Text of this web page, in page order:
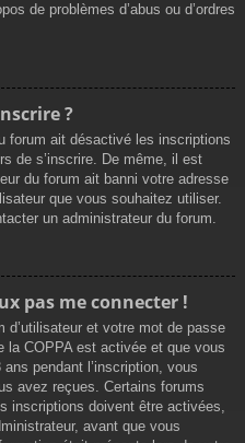
de problèmes d’abus ou d’ordres
?
forum ait désactivé les inscriptions
de s’inscrire. De même, il est
du forum ait banni votre adresse
que vous souhaitez utiliser.
un administrateur du forum.
pas me connecter !
d’utilisateur et votre mot de passe
COPPA est activée et que vous
pendant l’inscription, vous
avez reçues. Certains forums
inscriptions doivent être activées,
avant que vous